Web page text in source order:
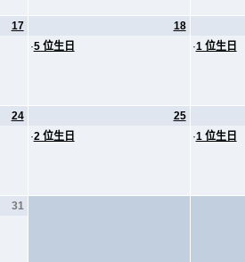
17
18
·5 位生日
·1 位生日
24
25
·2 位生日
·1 位生日
31